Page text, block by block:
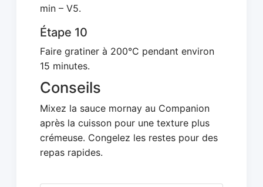
min – V5.
Étape 10
Faire gratiner à 200°C pendant environ
15 minutes.
Conseils
Mixez la sauce mornay au Companion
après la cuisson pour une texture plus
crémeuse. Congelez les restes pour des
repas rapides.